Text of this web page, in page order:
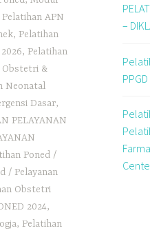
Pelatihan APN
, Pelatihan
, Pelatihan
Obstetri &
Neonatal
Dasar,
PELAYANAN
Poned /
/ Pelayanan
Obstetri
2024,
, Pelatihan
–